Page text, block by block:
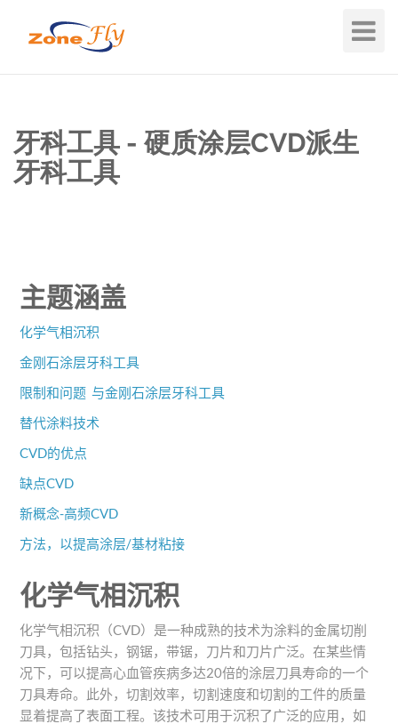
Toggle
牙科工具 - 硬质涂层CVD派生
牙科工具
主题涵盖
化学气相沉积
金刚石涂层牙科工具
限制和问题 与金刚石涂层牙科工具
替代涂料技术
CVD的优点
缺点CVD
新概念-高频CVD
方法，以提高涂层/基材粘接
化学气相沉积
化学气相沉积（CVD）是一种成熟的技术为涂料的金属切削
刀具，包括钻头，钢锯，带锯，刀片和刀片广泛。在某些情
况下，可以提高心血管疾病多达20倍的涂层刀具寿命的一个
刀具寿命。此外，切割效率，切割速度和切割的工件的质量
显着提高了表面工程。该技术可用于沉积了广泛的应用，如